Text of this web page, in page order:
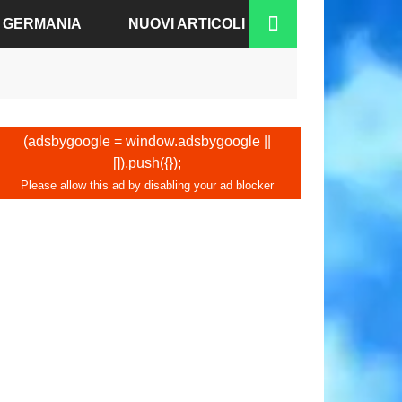
BADEN
NUOVI ARTICOLI
(adsbygoogle = window.adsbygoogle ||
[]).push({});